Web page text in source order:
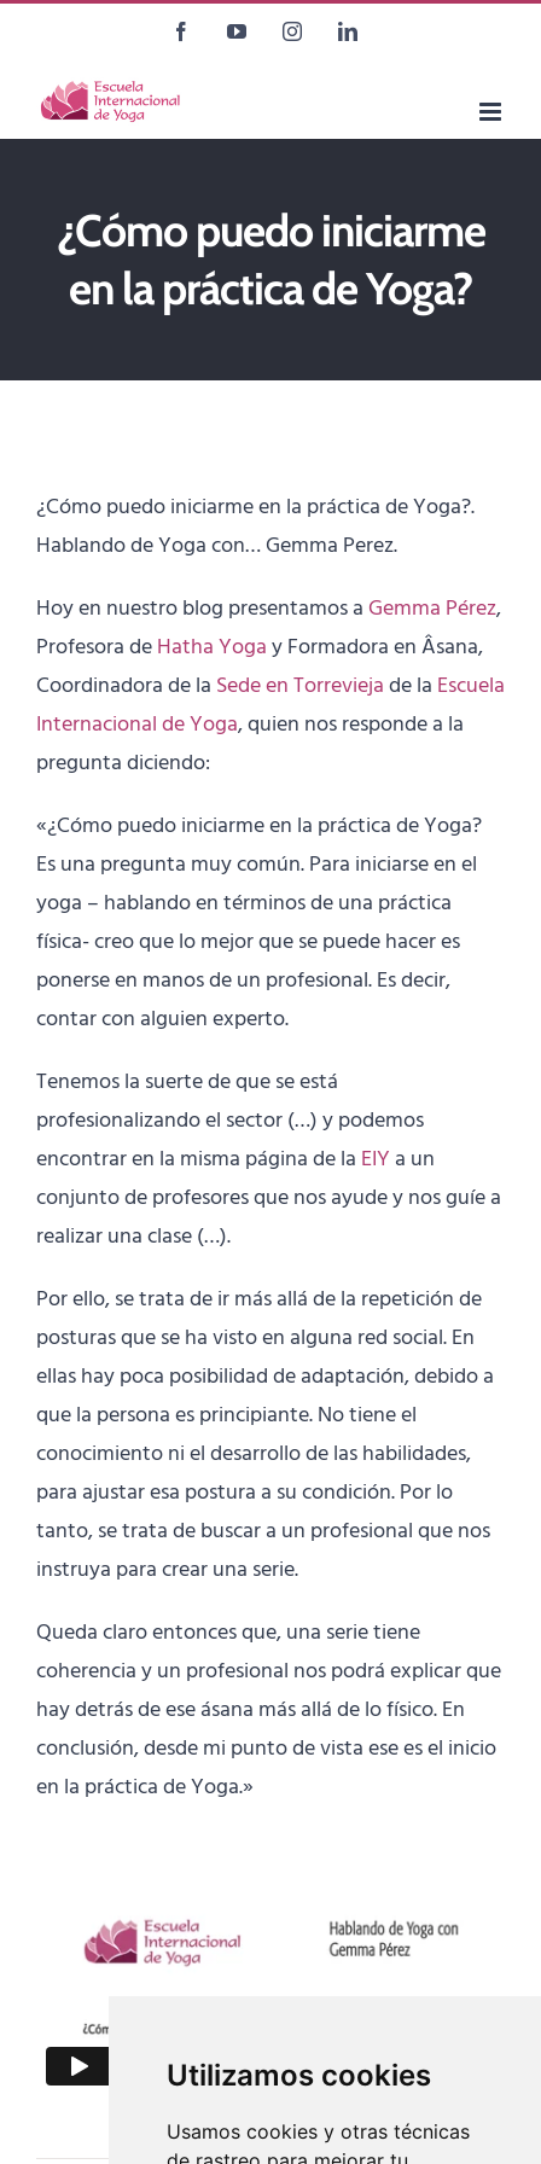
Utilizamos cookies
Usamos cookies y otras técnicas
contenido
FacebookYouTubeInstagramLinkedIn
¿Cómo puedo iniciarme
en la práctica de Yoga?
¿Cómo puedo iniciarme en la práctica de Yoga?.
Hablando de Yoga con… Gemma Perez.
Hoy en nuestro blog presentamos a Gemma Pérez,
Profesora deHatha Yogay Formadora en Âsana,
Coordinadora de la Sede en Torreviejade la Escuela
Internacional de Yoga, quien nos responde a la
pregunta diciendo:
«¿Cómo puedo iniciarme en la práctica de Yoga?
Es una pregunta muy común.Para iniciarse en el
yoga – hablando en términos de una práctica
física- creo que lo mejor que se puede hacer es
ponerse en manos de un profesional.Es decir,
contar con alguien experto.
Tenemos la suerte de que se está
profesionalizando el sector (…) y podemos
encontrar en la misma página de la EIY a un
conjunto de profesores que nos ayude y nos guíe a
realizar una clase (…).
Por ello, se trata de ir más allá de la repetición de
posturas que se ha visto en alguna red social. En
ellas hay poca posibilidad de adaptación, debido a
que la persona es principiante. No tiene el
conocimiento ni el desarrollo de las habilidades,
para ajustar esa postura a su condición. Por lo
tanto, se trata de buscar a un profesional que nos
instruya para crear una serie.
Queda claro entonces que, una serie tiene
coherencia y un profesional nos podrá explicar que
hay detrás de ese ásana más allá de lo físico.En
conclusión, desde mi punto de vista ese es el inicio
en la práctica de Yoga.»